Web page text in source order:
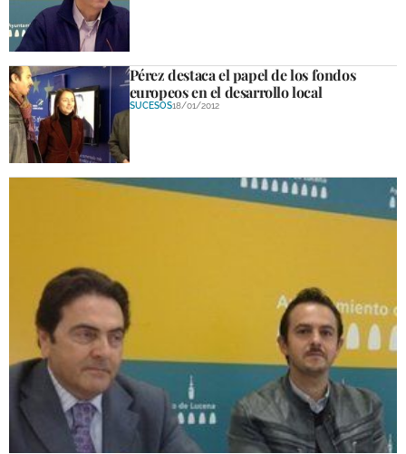
Pérez destaca el papel de los fondos
europeos en el desarrollo local
SUCESOS18/01/2012
Fomento y Empleo será ahora Innovación y
Desarrollo
ECONOMÍA 27/12/2011